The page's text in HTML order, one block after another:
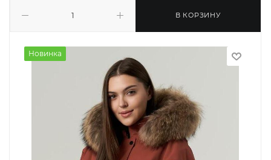
В КОРЗИНУ
Новинка